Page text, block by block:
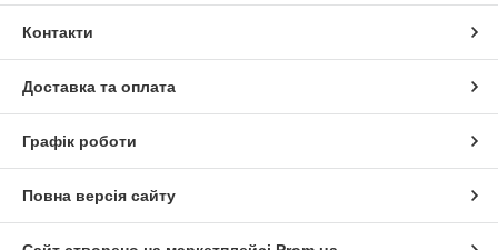
Контакти
Доставка та оплата
Графік роботи
Повна версія сайту